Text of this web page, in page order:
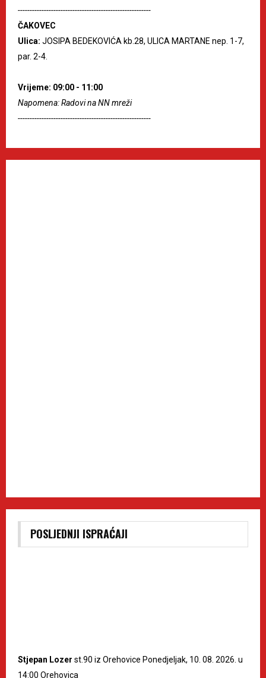
--------------------------------------------------------
ČAKOVEC
Ulica: JOSIPA BEDEKOVIĆA kb.28, ULICA MARTANE nep. 1-7,
par. 2-4.
Vrijeme: 09:00 - 11:00
Napomena: Radovi na NN mreži
--------------------------------------------------------
POSLJEDNJI ISPRAĆAJI
Stjepan Lozer st.90 iz Orehovice Ponedjeljak, 10. 08. 2026. u
14:00 Orehovica